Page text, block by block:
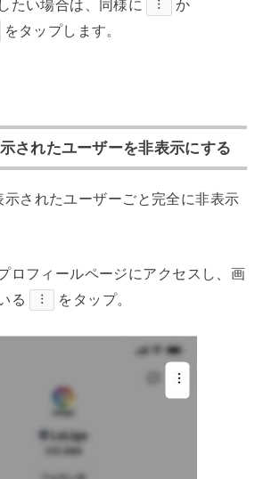
たい場合は、同様に ︙
か
をタップします。
されたユーザーを非表示にする
されたユーザーごと完全に非表示
ロフィールページにアクセスし、画
る
︙ をタップ。